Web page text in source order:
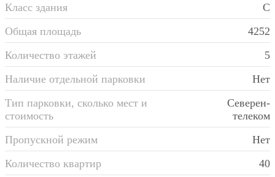
Класс здания
C
Общая площадь
4252
Количество этажей
5
Наличие отдельной парковки
Нет
Тип парковки, сколько мест и
стоимость
Северен-
телеком
Пропускной режим
Нет
Количество квартир
40